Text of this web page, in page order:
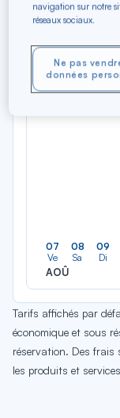
Précédent
07
Ve
AOÛ
08
Sa
09
Di
Tarifs affichés par
économique et sous
réservation. Des frais
les produits et
navigation sur notre
réseaux sociaux.
Ne pas
données